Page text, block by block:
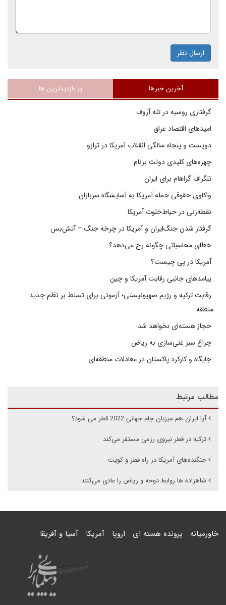
ارسال نظر
آخرین خبرها پر بازدیدترین ها
گرفتاری روسیه در تله آزوف
امیدهای اقتصاد عراق
دویست و پنجاه سالگی انقلاب آمریکا در ترازو
چهره‌های کلیدی دولت برنام
تلگراف گراهام برای ایران
واکاوی حقوقی حمله آمریکا به آسایشگاه سربازان
نقطه‌زنی در حیاط‌خلوت آمریکا
گرفتار شدن جنگ‌ایران و آمریکا در چرخه جنگ – آتش‌بس
خطای محاسباتی چگونه رخ می‌دهد؟
آمریکا در پی چیست؟
پیامدهای جانبی رقابت آمریکا و چین
رقابت ترکیه و رژیم صهیونیستی؛ آزمونی برای تسلط بر نظم جدید
منطقه
حجاز هسته‌ای نخواهد شد
چراغ سبز غنی‌سازی به ریاض
جایگاه و کارکرد پاکستان در معادلات منطقه‌ای
مطالب مرتبط
آیا ایران هم میزبان جام جهانی 2022 قطر می شود؟
ترکیه در قطر نیروی رزمی مستقر می‌کند
جنگنده‌های آمریکا در راه قطر و کویت
شاهزاده ها روابط دوحه و ریاض را عادی می‌کنند
خاورمیانه پرونده هسته ای اروپا آمریکا آسیا و آفریقا